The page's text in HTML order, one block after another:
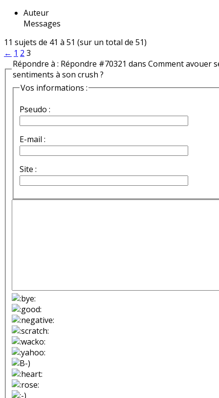
Auteur
Messages
11 sujets de 41 à 51 (sur un total de 51)
← 1 2 3
Répondre à : Répondre #70321 dans Comment avouer
sentiments à son crush ?
Vos informations :
Pseudo :
E-mail :
Site :